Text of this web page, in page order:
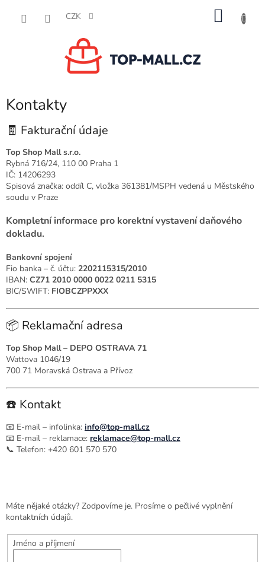
CZK
Kontakty
🧾 Fakturační údaje
Top Shop Mall s.r.o.
Rybná 716/24, 110 00 Praha 1
IČ: 14206293
Spisová značka: oddíl C, vložka 361381/MSPH vedená u Městského
soudu v Praze
Kompletní informace pro korektní vystavení daňového
dokladu.
Bankovní spojení
Fio banka – č. účtu: 2202115315/2010
IBAN: CZ71 2010 0000 0022 0211 5315
BIC/SWIFT: FIOBCZPPXXX
📦 Reklamační adresa
Top Shop Mall – DEPO OSTRAVA 71
Wattova 1046/19
700 71 Moravská Ostrava a Přívoz
☎️ Kontakt
📧 E-mail – infolinka: info@top-mall.cz
📧 E-mail – reklamace: reklamace@top-mall.cz
📞 Telefon: +420 601 570 570
Máte nějaké otázky? Zodpovíme je. Prosíme o pečlivé vyplnění
kontaktních údajů.
Jméno a příjmení